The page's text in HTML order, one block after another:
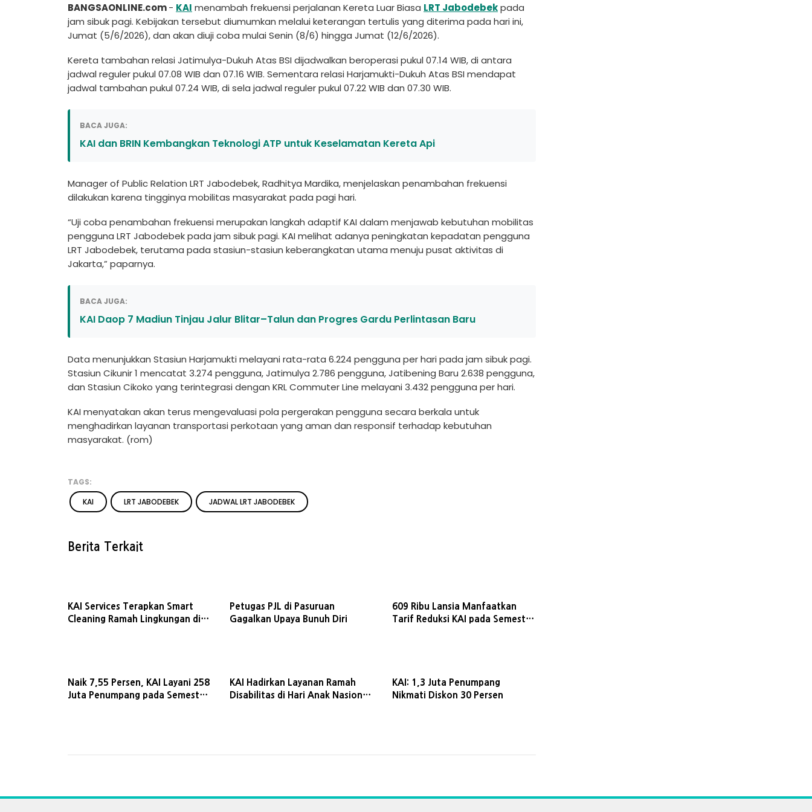
BANGSAONLINE.com- KAI menambah frekuensi perjalanan Kereta Luar Biasa LRT Jabodebekpada
jam sibuk pagi. Kebijakan tersebut diumumkan melalui keterangan tertulis yang diterima pada hari ini,
Jumat (5/6/2026), dan akan diuji coba mulai Senin (8/6) hingga Jumat (12/6/2026).
Kereta tambahan relasi Jatimulya-Dukuh Atas BSI dijadwalkan beroperasi pukul 07.14 WIB, di antara
jadwal reguler pukul 07.08 WIB dan 07.16 WIB. Sementara relasi Harjamukti-Dukuh Atas BSI mendapat
jadwal tambahan pukul 07.24 WIB, di sela jadwal reguler pukul 07.22 WIB dan 07.30 WIB.
BACA JUGA:
KAI dan BRIN Kembangkan Teknologi ATP untuk Keselamatan Kereta Api
Manager of Public Relation LRT Jabodebek, Radhitya Mardika, menjelaskan penambahan frekuensi
dilakukan karena tingginya mobilitas masyarakat pada pagi hari.
“Uji coba penambahan frekuensi merupakan langkah adaptif KAI dalam menjawab kebutuhan mobilitas
pengguna LRT Jabodebek pada jam sibuk pagi. KAI melihat adanya peningkatan kepadatan pengguna
LRT Jabodebek, terutama pada stasiun-stasiun keberangkatan utama menuju pusat aktivitas di
Jakarta,” paparnya.
BACA JUGA:
KAI Daop 7 Madiun Tinjau Jalur Blitar–Talun dan Progres Gardu Perlintasan Baru
Data menunjukkan Stasiun Harjamukti melayani rata-rata 6.224 pengguna per hari pada jam sibuk pagi.
Stasiun Cikunir 1 mencatat 3.274 pengguna, Jatimulya 2.786 pengguna, Jatibening Baru 2.638 pengguna,
dan Stasiun Cikoko yang terintegrasi dengan KRL Commuter Line melayani 3.432 pengguna per hari.
KAI menyatakan akan terus mengevaluasi pola pergerakan pengguna secara berkala untuk
menghadirkan layanan transportasi perkotaan yang aman dan responsif terhadap kebutuhan
masyarakat. (rom)
TAGS:
KAI
LRT JABODEBEK JADWAL LRT JABODEBEK
Berita Terkait
KAI Services Terapkan Smart
Cleaning Ramah Lingkungan di
Petugas PJL di Pasuruan
Gagalkan Upaya Bunuh Diri
609 Ribu Lansia Manfaatkan
Tarif Reduksi KAI pada Semester
Naik 7,55 Persen, KAI Layani 258
Juta Penumpang pada Semester
KAI Hadirkan Layanan Ramah
Disabilitas di Hari Anak Nasional
KAI: 1,3 Juta Penumpang
Nikmati Diskon 30 Persen